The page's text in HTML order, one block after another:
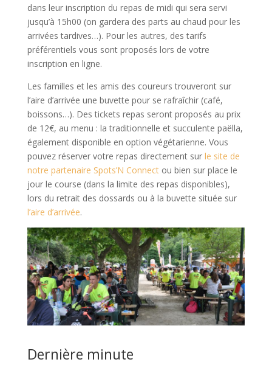
dans leur inscription du repas de midi qui sera servi
jusqu’à 15h00 (on gardera des parts au chaud pour les
arrivées tardives…). Pour les autres, des tarifs
préférentiels vous sont proposés lors de votre
inscription en ligne.
Les familles et les amis des coureurs trouveront sur
l’aire d’arrivée une buvette pour se rafraîchir (café,
boissons…). Des tickets repas seront proposés au prix
de 12€, au menu : la traditionnelle et succulente paëlla,
également disponible en option végétarienne. Vous
pouvez réserver votre repas directement sur le site de
notre partenaire Spots’N Connectou bien sur place le
jour le course (dans la limite des repas disponibles),
lors du retrait des dossards ou à la buvette située sur
l’aire d’arrivée.
Dernière minute